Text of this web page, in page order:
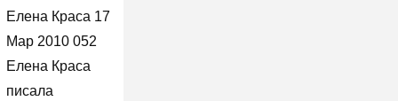
Елена Краса 17
Мар 2010 052
Елена Краса
писала